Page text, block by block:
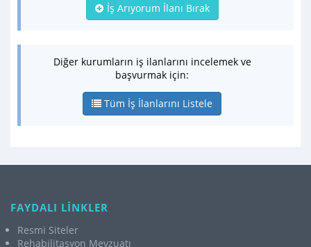
İş Arıyorum İlanı Bırak
Diğer kurumların iş ilanlarını incelemek ve
başvurmak için:
Tüm İş İlanlarını Listele
FAYDALI LİNKLER
Resmi Siteler
Rehabilitasyon Mevzuatı